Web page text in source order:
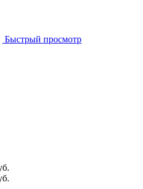
Быстрый просмотр